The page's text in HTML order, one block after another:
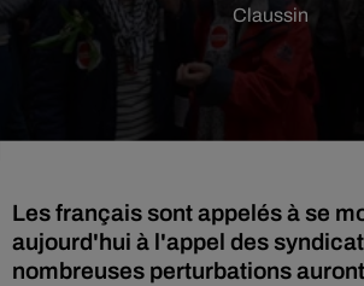
Claussin
Les français sont appelés à se
aujourd'hui à l'appel des
nombreuses perturbations